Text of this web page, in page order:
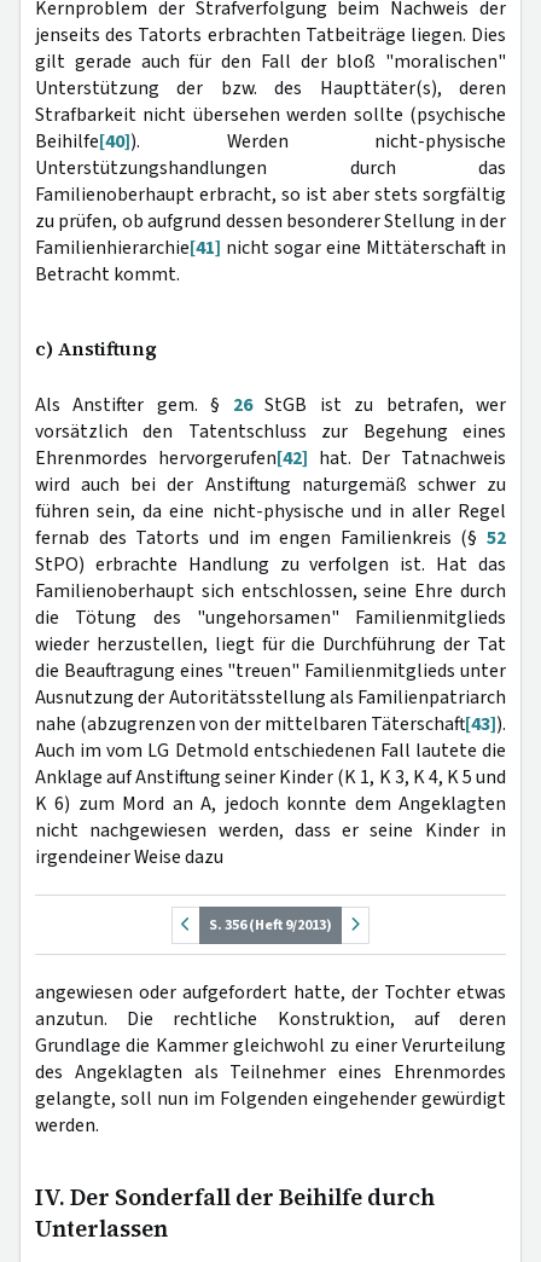
Kernproblem der Strafverfolgung beim Nachweis der
jenseits des Tatorts erbrachten Tatbeiträge liegen. Dies
gilt gerade auch für den Fall der bloß "moralischen"
Unterstützung der bzw. des Haupttäter(s), deren
Strafbarkeit nicht übersehen werden sollte (psychische
Beihilfe[40]). Werden nicht-physische
Unterstützungshandlungen durch das
Familienoberhaupt erbracht, so ist aber stets sorgfältig
zu prüfen, ob aufgrund dessen besonderer Stellung in der
Familienhierarchie[41] nicht sogar eine Mittäterschaft in
Betracht kommt.
c) Anstiftung
Als Anstifter gem. § 26StGB ist zu betrafen, wer
vorsätzlich den Tatentschluss zur Begehung eines
Ehrenmordes hervorgerufen[42] hat. Der Tatnachweis
wird auch bei der Anstiftung naturgemäß schwer zu
führen sein, da eine nicht-physische und in aller Regel
fernab des Tatorts und im engen Familienkreis (§ 52
StPO) erbrachte Handlung zu verfolgen ist. Hat das
Familienoberhaupt sich entschlossen, seine Ehre durch
die Tötung des "ungehorsamen" Familienmitglieds
wieder herzustellen, liegt für die Durchführung der Tat
die Beauftragung eines "treuen" Familienmitglieds unter
Ausnutzung der Autoritätsstellung als Familienpatriarch
nahe (abzugrenzen von der mittelbaren Täterschaft[43]).
Auch im vom LG Detmold entschiedenen Fall lautete die
Anklage auf Anstiftung seiner Kinder (K 1, K 3, K 4, K 5 und
K 6) zum Mord an A, jedoch konnte dem Angeklagten
nicht nachgewiesen werden, dass er seine Kinder in
irgendeiner Weise dazu
S. 356 (Heft 9/2013)
angewiesen oder aufgefordert hatte, der Tochter etwas
anzutun. Die rechtliche Konstruktion, auf deren
Grundlage die Kammer gleichwohl zu einer Verurteilung
des Angeklagten als Teilnehmer eines Ehrenmordes
gelangte, soll nun im Folgenden eingehender gewürdigt
werden.
IV. Der Sonderfall der Beihilfe durch
Unterlassen